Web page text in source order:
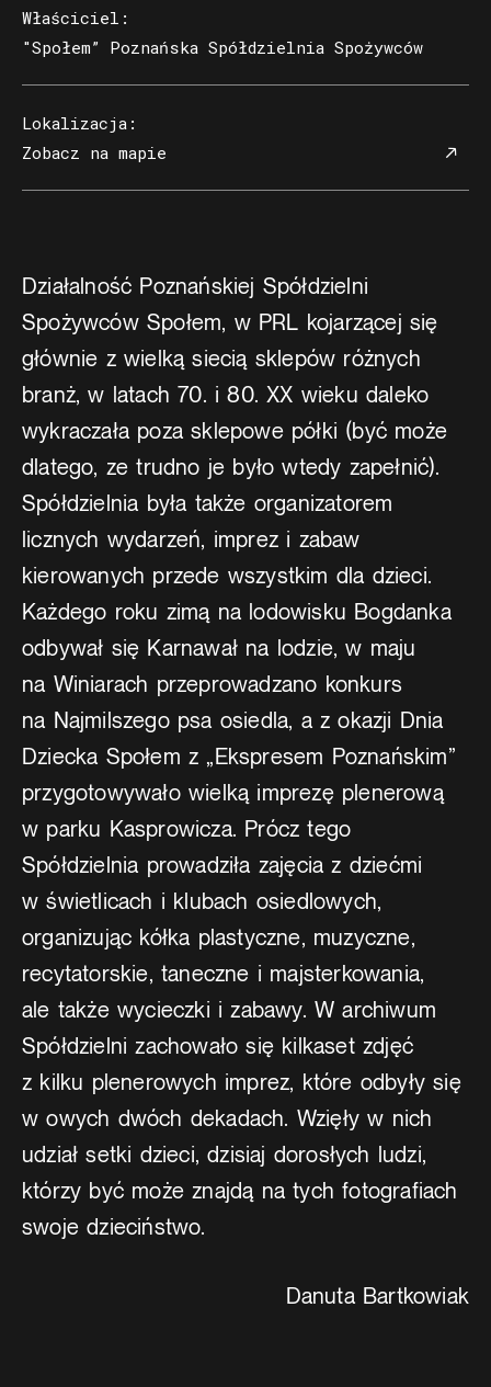
Właściciel :
"Społem” Poznańska Spółdzielnia Spożywców
Lokalizacja :
Zobacz na mapie
Działalność Poznańskiej Spółdzielni
Spożywców Społem, w PRL kojarzącej się
głównie z wielką siecią sklepów różnych
branż, w latach 70. i 80. XX wieku daleko
wykraczała poza sklepowe półki (być może
dlatego, ze trudno je było wtedy zapełnić).
Spółdzielnia była także organizatorem
licznych wydarzeń, imprez i zabaw
kierowanych przede wszystkim dla dzieci.
Każdego roku zimą na lodowisku Bogdanka
odbywał się Karnawał na lodzie, w maju
na Winiarach przeprowadzano konkurs
na Najmilszego psa osiedla, a z okazji Dnia
Dziecka Społem z „Ekspresem Poznańskim”
przygotowywało wielką imprezę plenerową
w parku Kasprowicza. Prócz tego
Spółdzielnia prowadziła zajęcia z dziećmi
w świetlicach i klubach osiedlowych,
organizując kółka plastyczne, muzyczne,
recytatorskie, taneczne i majsterkowania,
ale także wycieczki i zabawy. W archiwum
Spółdzielni zachowało się kilkaset zdjęć
z kilku plenerowych imprez, które odbyły się
w owych dwóch dekadach. Wzięły w nich
udział setki dzieci, dzisiaj dorosłych ludzi,
którzy być może znajdą na tych fotografiach
swoje dzieciństwo.
Danuta Bartkowiak